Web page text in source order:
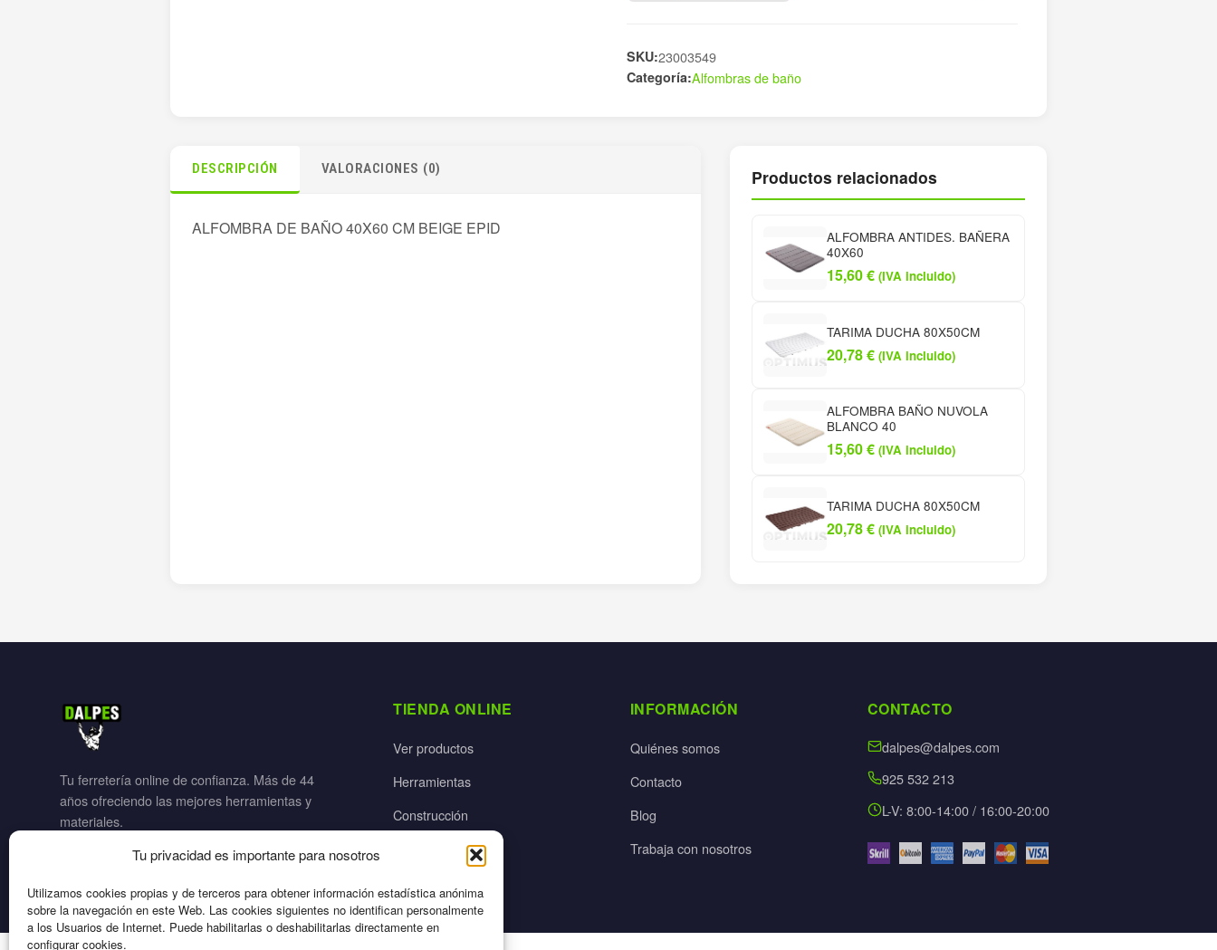
Tu privacidad es importante para nosotros
Utilizamos cookies propias y de terceros para obtener información estadística anónima
sobre la navegación en este Web. Las cookies siguientes no identifican personalmente
a los Usuarios de Internet. Puede habilitarlas o deshabilitarlas directamente en
configurar cookies.
CM
BEIGE
SKU:23003549
Categoría:Alfombras de baño
DESCRIPCIÓN VALORACIONES (0)
ALFOMBRA DE BAÑO 40X60 CM BEIGE EPID
Productos relacionados
ALFOMBRA ANTIDES. BAÑERA
40X60
15,60€ (IVA incluido)
TARIMA DUCHA 80X50CM
20,78€ (IVA incluido)
ALFOMBRA BAÑO NUVOLA
BLANCO 40
15,60€ (IVA incluido)
TARIMA DUCHA 80X50CM
20,78€ (IVA incluido)
Tu ferretería online de confianza. Más de 44
años ofreciendo las mejores herramientas y
materiales.
TIENDA ONLINE
Ver productos
Herramientas
Construcción
INFORMACIÓN
Quiénes somos
Contacto
Blog
Trabaja con nosotros
CONTACTO
dalpes@dalpes.com
925 532 213
L-V: 8:00-14:00 / 16:00-20:00